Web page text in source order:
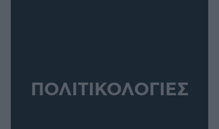
ΠΟΛΙΤΙΚΟΛΟΓΙΕΣ